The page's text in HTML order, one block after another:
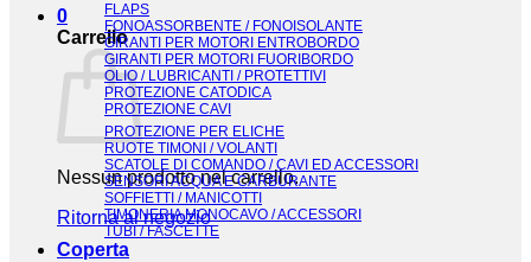
0
Carrello
Nessun prodotto nel carrello.
Ritorna al negozio
FLAPS
FONOASSORBENTE / FONOISOLANTE
GIRANTI PER MOTORI ENTROBORDO
GIRANTI PER MOTORI FUORIBORDO
OLIO / LUBRICANTI / PROTETTIVI
PROTEZIONE CATODICA
PROTEZIONE CAVI
PROTEZIONE PER ELICHE
RUOTE TIMONI / VOLANTI
SCATOLE DI COMANDO / CAVI ED ACCESSORI
SENSORI ACQUA E CARBURANTE
SOFFIETTI / MANICOTTI
TIMONERIA MONOCAVO / ACCESSORI
TUBI / FASCETTE
Coperta